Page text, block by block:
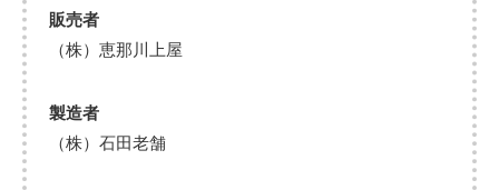
販売者
（株）恵那川上屋
製造者
（株）石田老舗